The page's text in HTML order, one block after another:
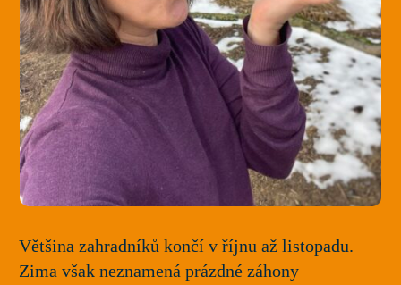
Většina zahradníků končí v říjnu až listopadu.
Zima však neznamená prázdné záhony